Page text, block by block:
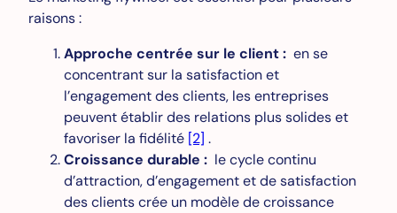
raisons :
Approche centrée sur le client : en se
concentrant sur la satisfaction et
l’engagement des clients, les entreprises
peuvent établir des relations plus solides et
favoriser la fidélité [2] .
Croissance durable : le cycle continu
d’attraction, d’engagement et de satisfaction
des clients crée un modèle de croissance